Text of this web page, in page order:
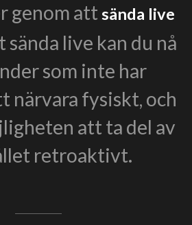
genom att sända live
live kan du nå
som inte har
närvara fysiskt, och
att ta del av
retroaktivt.